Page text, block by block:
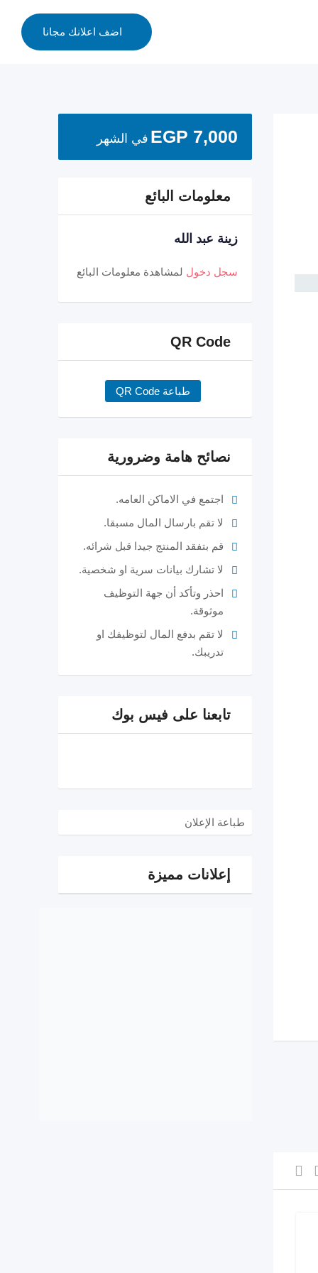
اضف اعلانك مجانا
EGP 7,000 في الشهر
معلومات البائع
زينة عبد الله
سجل دخول لمشاهدة معلومات البائع
QR Code
طباعة QR Code
نصائح هامة وضرورية
اجتمع في الاماكن العامه.
لا تقم بارسال المال مسبقا.
قم بتفقد المنتج جيدا قبل شرائه.
لا تشارك بيانات سرية او شخصية.
احذر وتأكد أن جهة التوظيف
موثوقة.
لا تقم بدفع المال لتوظيفك او
تدريبك.
تابعنا على فيس بوك
طباعة الإعلان
إعلانات مميزة